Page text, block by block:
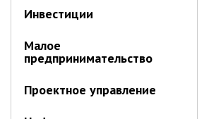
Труд
Специалисты по вопросам
Инвестиции
Малое
предпринимательство
Проектное управление